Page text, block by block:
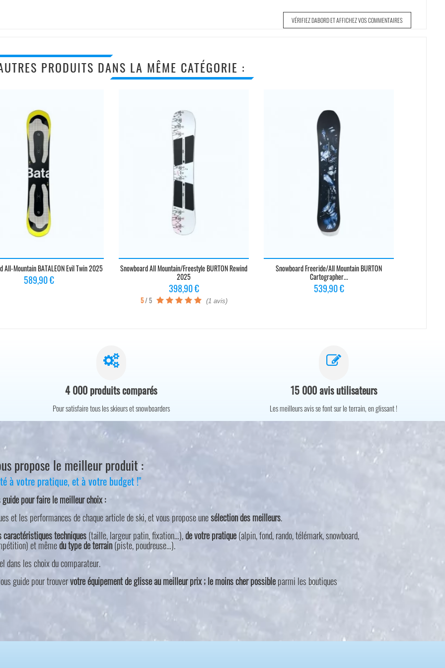
VÉRIFIEZ DABORD ET AFFICHEZ VOS COMMENTAIRES
PRODUITS DANS LA MÊME CATÉGORIE :
All-Mountain BATALEON Evil Twin 2025
Prix
589,90 €
Snowboard All Mountain/freestyle BURTON Rewind
2025
Prix
398,90 €
5/ 5 (1 avis)
Snowboard Freeride/all Mountain BURTON
Cartographer...
Prix
539,90 €
4 000 produits comparés
Pour satisfaire tous les skieurs et snowboarders
15 000 avis utilisateurs
Les meilleurs avis se font sur le terrain, en glissant !
propose le meilleur produit :
à votre pratique, et à votre budget !"
pour faire le meilleur choix :
et les performances de chaque article de ski, et vous propose unesélection des meilleurs.
caractéristiques techniques(taille, largeur patin, fixation…),de votre pratique(alpin, fond, rando, télémark, snowboard,
et mêmedu type de terrain(piste, poudreuse…).
dans les choix du comparateur.
guide pour trouvervotre équipement de glisse au meilleur prix ; le moins cher possibleparmi les boutiques